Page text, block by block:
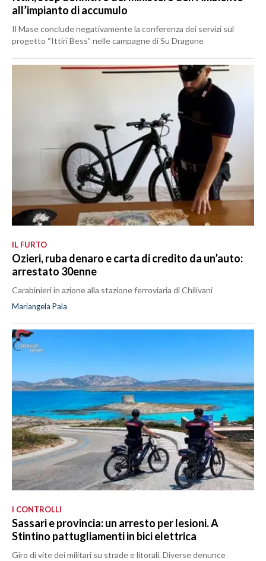
all’impianto di accumulo
Il Mase conclude negativamente la conferenza dei servizi sul
progetto “Ittiri Bess” nelle campagne di Su Dragone
IL FURTO
Ozieri, ruba denaro e carta di credito da un’auto:
arrestato 30enne
Carabinieri in azione alla stazione ferroviaria di Chilivani
Mariangela Pala
I CONTROLLI
Sassari e provincia: un arresto per lesioni. A
Stintino pattugliamenti in bici elettrica
Giro di vite dei militari su strade e litorali. Diverse denunce